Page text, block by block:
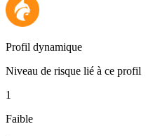
Profil dynamique
Niveau de risque lié à ce profil
1
Faible